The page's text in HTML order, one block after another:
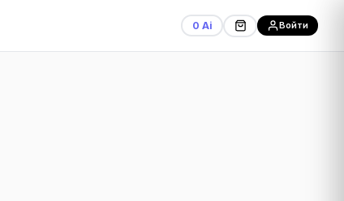
0 Ai Войти